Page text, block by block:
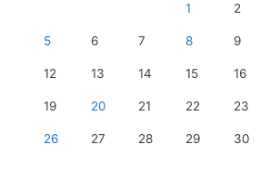
1 2
5 6 7 8 9
12 13 14 15 16
19 20 21 22 23
26 27 28 29 30